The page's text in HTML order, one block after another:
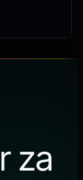
za